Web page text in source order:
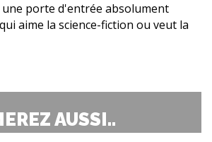
porte d'entrée absolument
aime la science-fiction ou veut la
AUSSI..